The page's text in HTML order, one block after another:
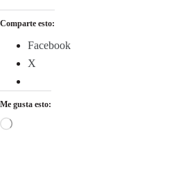
Comparte esto:
Facebook
X
Me gusta esto:
Cargando...